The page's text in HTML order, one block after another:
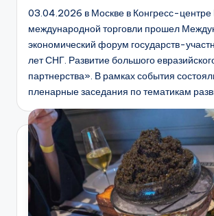
03.04.2026 в Москве в Конгресс-центре
международной торговли прошел
экономический форум государств-
лет СНГ. Развитие большого
партнерства». В рамках события
пленарные заседания по тематикам